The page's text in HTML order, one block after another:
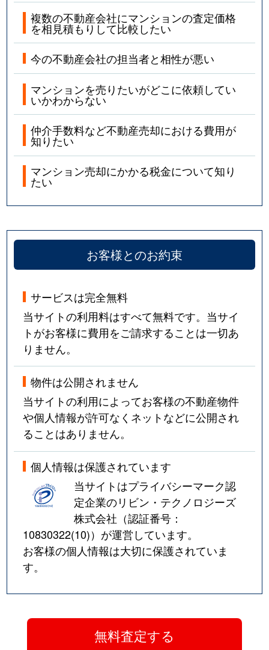
複数の不動産会社にマンションの査定価格
を相見積もりして比較したい
今の不動産会社の担当者と相性が悪い
マンションを売りたいがどこに依頼してい
いかわからない
仲介手数料など不動産売却における費用が
知りたい
マンション売却にかかる税金について知り
たい
お客様とのお約束
サービスは完全無料
当サイトの利用料はすべて無料です。当サイ
トがお客様に費用をご請求することは一切あ
りません。
物件は公開されません
当サイトの利用によってお客様の不動産物件
や個人情報が許可なくネットなどに公開され
ることはありません。
個人情報は保護されています
当サイトはプライバシーマーク認
定企業のリビン・テクノロジーズ
株式会社（認証番号：
10830322(10)）が運営しています。
お客様の個人情報は大切に保護されていま
す。